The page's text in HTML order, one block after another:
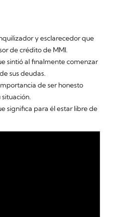
y esclarecedor que
de crédito de MMI.
sintió al finalmente comenzar
sus deudas.
de ser honesto
significa para él estar libre de